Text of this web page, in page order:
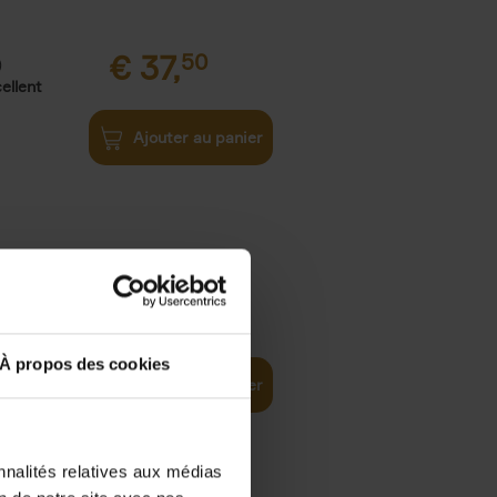
À propos des cookies
relatives aux médias
€ 37,50
Ajouter au panier
world 29,99
Ajouter au panier